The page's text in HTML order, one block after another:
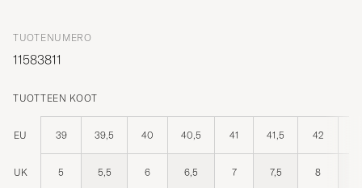
TUOTENUMERO
11583811
TUOTTEEN KOOT
EU 39 39,5 40 40,5 41 41,5 42
UK 5 5,5 6 6,5 7 7,5 8